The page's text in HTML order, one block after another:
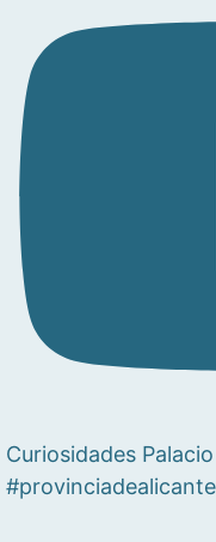
Curiosidades
#provinciadealicante